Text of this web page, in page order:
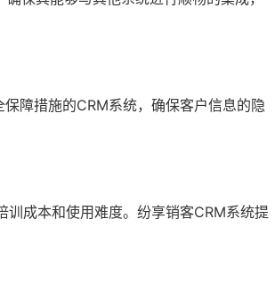
障措施的CRM系统，确保客户信息的隐
成本和使用难度。纷享销客CRM系统提